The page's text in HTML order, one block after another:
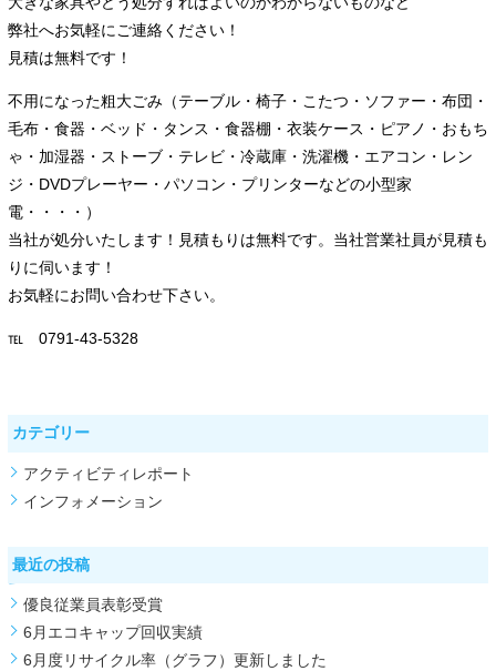
弊社へお気軽にご連絡ください！
見積は無料です！
不用になった粗大ごみ（テーブル・椅子・こたつ・ソファー・布団・
毛布・食器・ベッド・タンス・食器棚・衣装ケース・ピアノ・おもち
ゃ・加湿器・ストーブ・テレビ・冷蔵庫・洗濯機・エアコン・レン
ジ・DVDプレーヤー・パソコン・プリンターなどの小型家
電・・・・）
当社が処分いたします！見積もりは無料です。当社営業社員が見積も
りに伺います！
お気軽にお問い合わせ下さい。
℡ 0791-43-5328
カテゴリー
アクティビティレポート
インフォメーション
最近の投稿
優良従業員表彰受賞
6月エコキャップ回収実績
6月度リサイクル率（グラフ）更新しました